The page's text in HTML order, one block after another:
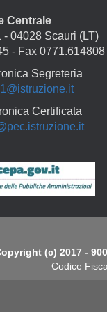
Centrale
- 04028 Scauri (LT)
- Fax 0771.614808
Segreteria
Certificata
(c) 2017 -
Codice